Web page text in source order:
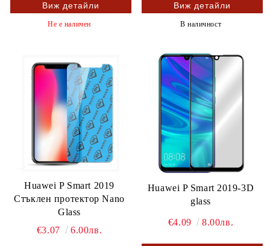
Виж детайли
Не е наличен
Виж детайли
В наличност
Huawei P Smart 2019
Стъклен протектор Nano
Glass
€3.07
6.00лв.
Huawei P Smart 2019-3D
glass
€4.09 8.00лв.